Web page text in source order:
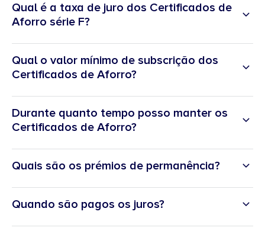
Qual é a taxa de juro dos Certificados de
Aforro série F?
Qual o valor mínimo de subscrição dos
Certificados de Aforro?
Durante quanto tempo posso manter os
Certificados de Aforro?
Quais são os prémios de permanência?
Quando são pagos os juros?